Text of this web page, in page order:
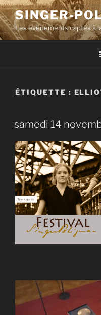
Aller
au
contenu
principal
SINGER-
Les événements captés à
ÉTIQUETTE :
samedi 14